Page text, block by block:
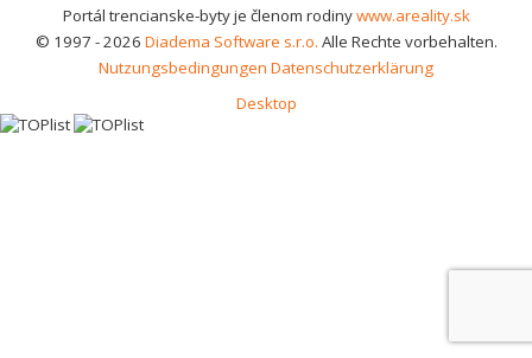
Portál trencianske-byty je členom rodinywww.areality.sk
© 1997 - 2026 Diadema Software s.r.o. Alle Rechte vorbehalten.
Nutzungsbedingungen Datenschutzerklärung
Desktop